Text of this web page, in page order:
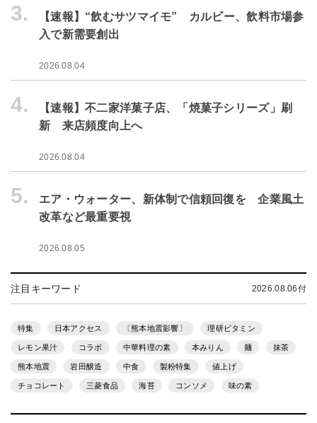
3.
【速報】“飲むサツマイモ” カルビー、飲料市場参
入で新需要創出
2026.08.04
4.
【速報】不二家洋菓子店、「焼菓子シリーズ」刷
新 来店頻度向上へ
2026.08.04
5.
エア・ウォーター、新体制で信頼回復を 企業風土
改革など最重要視
2026.08.05
注目キーワード 2026.08.06付
特集 日本アクセス 〔熊本地震影響〕 理研ビタミン
レモン果汁 コラボ 中華料理の素 本みりん 麺 抹茶
熊本地震 岩田醸造 中食 製粉特集 値上げ
チョコレート 三菱食品 海苔 コンソメ 味の素